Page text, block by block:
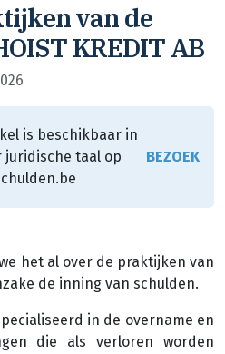
van de
KREDIT AB
is beschikbaar in
juridische taal op
BEZOEK
het al over de praktijken van
de inning van schulden.
in de overname en
die als verloren worden